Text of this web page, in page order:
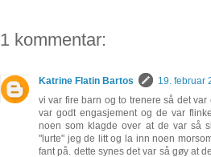
1 kommentar:
Katrine Flatin Bartos
19. februar
vi var fire barn og to trenere så det
var godt engasjement og de var
noen som klagde over at de var så
"lurte" jeg de litt og la inn noen
fant på. dette synes det var så gøy at